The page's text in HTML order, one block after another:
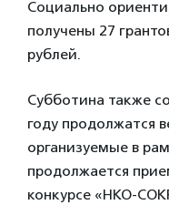
Социально
получены 27
рублей.
Субботина также
году продолжатся
организуемые в
продолжается
конкурсе «НКО-